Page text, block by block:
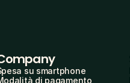
su smartphone
di pagamento